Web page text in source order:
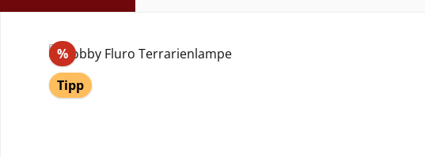
Produktgalerie überspringen
%Rabatt
Tipp